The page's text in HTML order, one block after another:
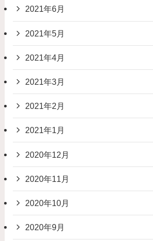
2021年6月
2021年5月
2021年4月
2021年3月
2021年2月
2021年1月
2020年12月
2020年11月
2020年10月
2020年9月